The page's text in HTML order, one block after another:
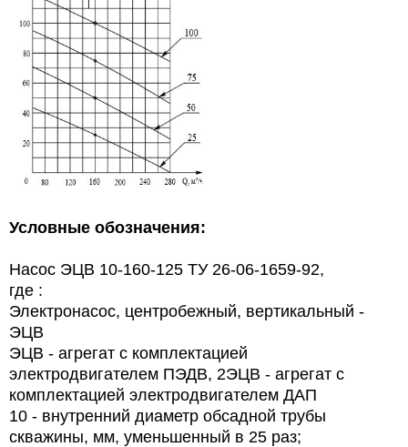
Условные обозначения:
Насос ЭЦВ 10-160-125 ТУ 26-06-1659-92,
где :
Электронасос, центробежный, вертикальный -
ЭЦВ
ЭЦВ - агрегат с комплектацией
электродвигателем ПЭДВ, 2ЭЦВ - агрегат с
комплектацией электродвигателем ДАП
10 - внутренний диаметр обсадной трубы
скважины, мм, уменьшенный в 25 раз;